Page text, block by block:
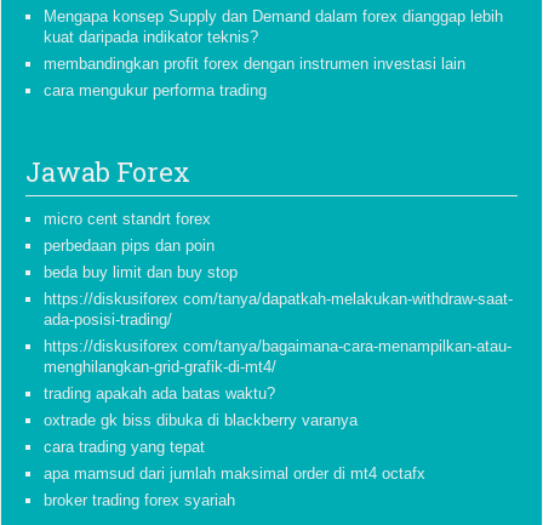
Mengapa konsep Supply dan Demand dalam forex dianggap lebih
kuat daripada indikator teknis?
membandingkan profit forex dengan instrumen investasi lain
cara mengukur performa trading
Jawab Forex
micro cent standrt forex
perbedaan pips dan poin
beda buy limit dan buy stop
https://diskusiforex com/tanya/dapatkah-melakukan-withdraw-saat-
ada-posisi-trading/
https://diskusiforex com/tanya/bagaimana-cara-menampilkan-atau-
menghilangkan-grid-grafik-di-mt4/
trading apakah ada batas waktu?
oxtrade gk biss dibuka di blackberry varanya
cara trading yang tepat
apa mamsud dari jumlah maksimal order di mt4 octafx
broker trading forex syariah